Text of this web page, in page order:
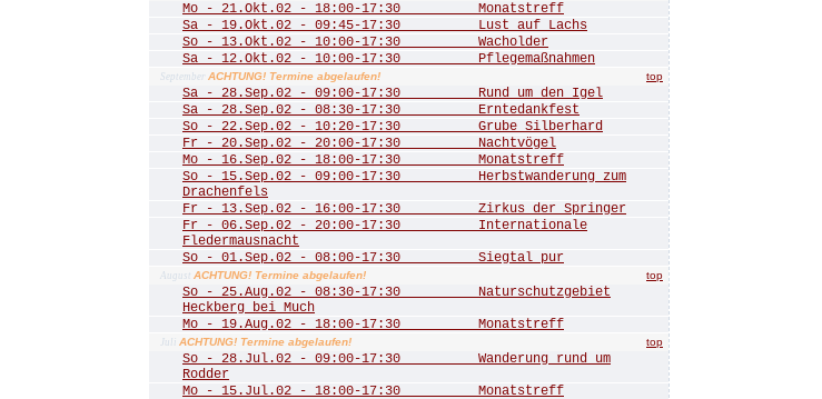
Mo - 21.Okt.02 - 18:00-17:30 Monatstreff
Sa - 19.Okt.02 - 09:45-17:30 Lust auf Lachs
So - 13.Okt.02 - 10:00-17:30 Wacholder
Sa - 12.Okt.02 - 10:00-17:30 Pflegemaßnahmen
September ACHTUNG! Termine abgelaufen! top
Sa - 28.Sep.02 - 09:00-17:30 Rund um den Igel
Sa - 28.Sep.02 - 08:30-17:30 Erntedankfest
So - 22.Sep.02 - 10:20-17:30 Grube Silberhard
Fr - 20.Sep.02 - 20:00-17:30 Nachtvögel
Mo - 16.Sep.02 - 18:00-17:30 Monatstreff
So - 15.Sep.02 - 09:00-17:30 Herbstwanderung zum
Drachenfels
Fr - 13.Sep.02 - 16:00-17:30 Zirkus der Springer
Fr - 06.Sep.02 - 20:00-17:30 Internationale
Fledermausnacht
So - 01.Sep.02 - 08:00-17:30 Siegtal pur
August ACHTUNG! Termine abgelaufen! top
So - 25.Aug.02 - 08:30-17:30 Naturschutzgebiet
Heckberg bei Much
Mo - 19.Aug.02 - 18:00-17:30 Monatstreff
Juli ACHTUNG! Termine abgelaufen! top
So - 28.Jul.02 - 09:00-17:30 Wanderung rund um
Rodder
Mo - 15.Jul.02 - 18:00-17:30 Monatstreff